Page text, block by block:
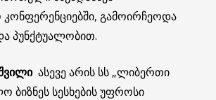
კონფერენციებში, გამოირჩეოდა
პუნქტუალობით.
ასევე არის სს „ლიბერთი
ბიზნეს სესხების უფროსი